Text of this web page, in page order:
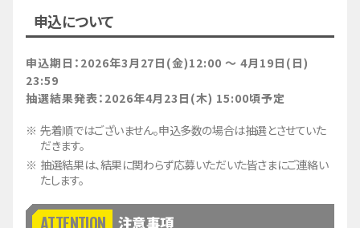
定員
※1組につき4名までご参加いただけます。
対応をさせていただきます。
2階デッキ北西側扉前
1階正面の階段を上がって2階デッキを右
手にお進みください。
申込について
申込期日：2026年3月27日(金)12:00 ～ 4月19日(日)
23:59
抽選結果発表：2026年4月23日(木) 15:00頃予定
先着順ではございません。申込多数の場合は抽選とさせていた
だきます。
抽選結果は、結果に関わらず応募いただいた皆さまにご連絡い
たします。
注意事項